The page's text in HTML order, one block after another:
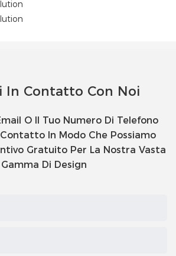
In Contatto Con Noi
O Il Tuo Numero Di Telefono
In Modo Che Possiamo
Gratuito Per La Nostra Vasta
Gamma Di Design